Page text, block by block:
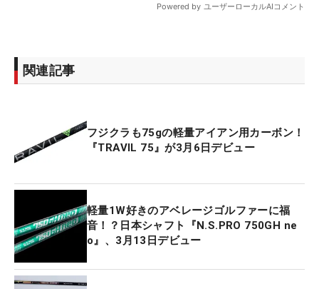
関連記事
フジクラも75gの軽量アイアン用カーボン！
『TRAVIL 75』が3月6日デビュー
軽量1W好きのアベレージゴルファーに福
音！？日本シャフト『N.S.PRO 750GH ne
o』、3月13日デビュー